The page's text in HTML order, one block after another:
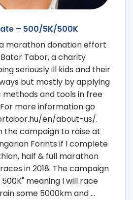
– 500/5K/500K
marathon donation effort
Tabor, a charity
seriously ill kids and their
but mostly by applying
and tools in free
more information go
en/about-us/.
the campaign to raise at
Forints if I complete
half & full marathon
in 2018. The campaign
500K" meaning I will race
some 5000km and ...